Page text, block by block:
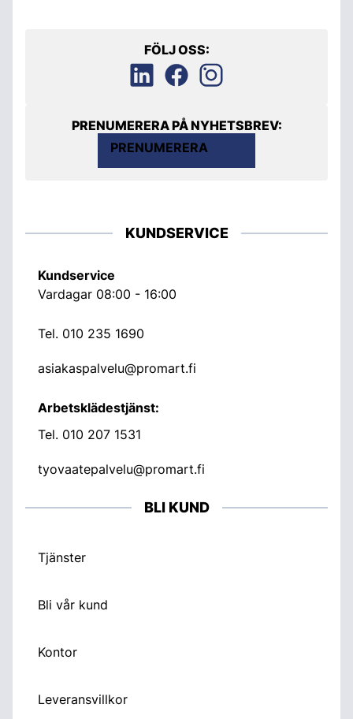
FÖLJ OSS:
PRENUMERERA PÅ NYHETSBREV:
PRENUMERERA
KUNDSERVICE
Kundservice
Vardagar 08:00 - 16:00
Tel. 010 235 1690
asiakaspalvelu@promart.fi
Arbetsklädestjänst:
Tel. 010 207 1531
tyovaatepalvelu@promart.fi
BLI KUND
Tjänster
Bli vår kund
Kontor
Leveransvillkor